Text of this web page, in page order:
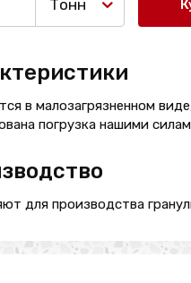
Тонн
в малозагрязненном
погрузка нашими
для производства